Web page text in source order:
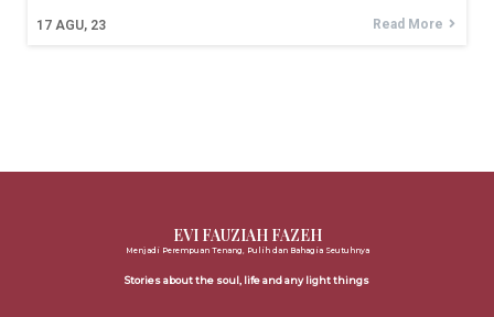
17 AGU, 23 Read More
EVI FAUZIAH FAZEH
Menjadi Perempuan Tenang, Pulih dan Bahagia Seutuhnya
Stories about the soul, life and any light things